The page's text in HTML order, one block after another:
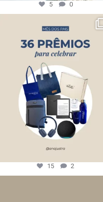
5 0
15 2